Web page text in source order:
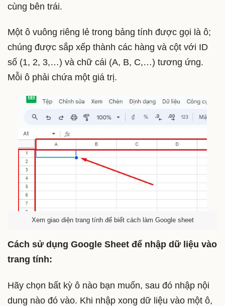
cùng bên trái.
Một ô vuông riêng lẻ trong bảng tính được gọi là ô;
chúng được sắp xếp thành các hàng và cột với ID
số (1, 2, 3,…) và chữ cái (A, B, C,…) tương ứng.
Mỗi ô phải chứa một giá trị.
Xem giao diện trang tính để biết cách làm Google sheet
Cách sử dụng Google Sheet để nhập dữ liệu vào
trang tính:
Hãy chọn bất kỳ ô nào bạn muốn, sau đó nhập nội
dung nào đó vào. Khi nhập xong dữ liệu vào một ô,